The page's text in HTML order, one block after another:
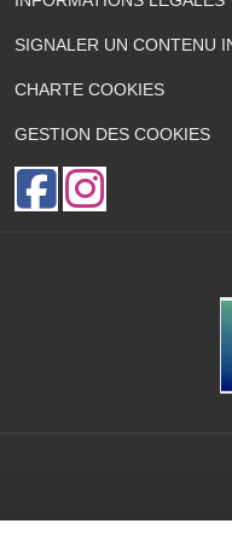
SIGNALER UN CONTENU
CHARTE COOKIES
GESTION DES COOKIES